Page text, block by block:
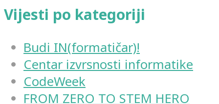
Vijesti po kategoriji
Budi IN(formatičar)!
Centar izvrsnosti informatike
CodeWeek
FROM ZERO TO STEM HERO